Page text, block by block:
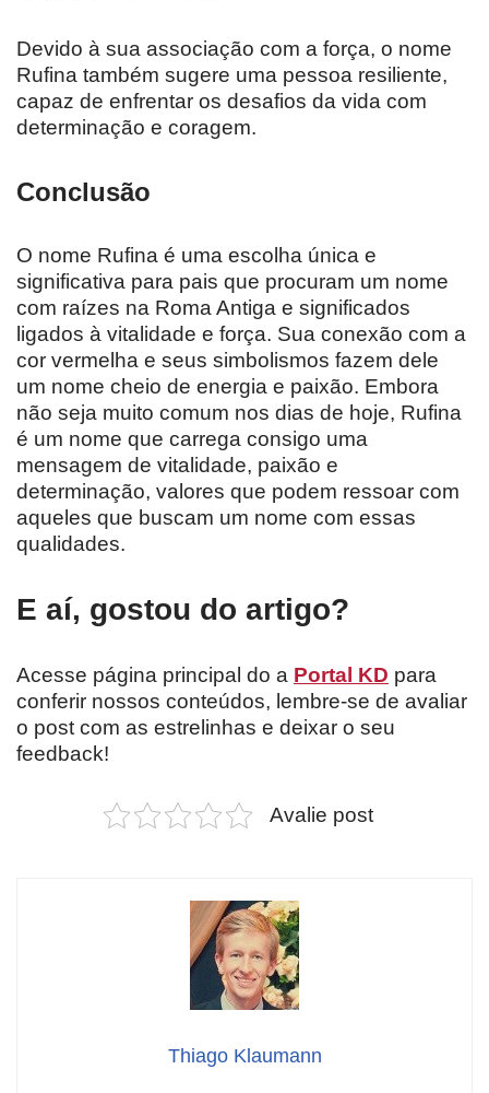
Devido à sua associação com a força, o nome
Rufina também sugere uma pessoa resiliente,
capaz de enfrentar os desafios da vida com
determinação e coragem.
Conclusão
O nome Rufina é uma escolha única e
significativa para pais que procuram um nome
com raízes na Roma Antiga e significados
ligados à vitalidade e força. Sua conexão com a
cor vermelha e seus simbolismos fazem dele
um nome cheio de energia e paixão. Embora
não seja muito comum nos dias de hoje, Rufina
é um nome que carrega consigo uma
mensagem de vitalidade, paixão e
determinação, valores que podem ressoar com
aqueles que buscam um nome com essas
qualidades.
E aí, gostou do artigo?
Acesse página principal do a Portal KD para
conferir nossos conteúdos, lembre-se de avaliar
o post com as estrelinhas e deixar o seu
feedback!
Avalie post
Thiago Klaumann